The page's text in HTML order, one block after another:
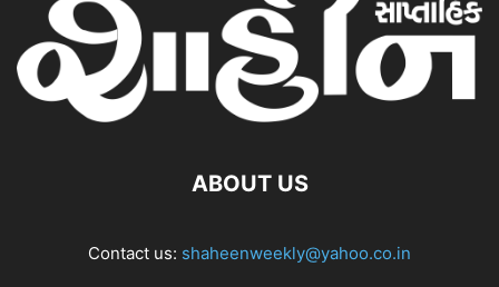
ABOUT US
Contact us: shaheenweekly@yahoo.co.in